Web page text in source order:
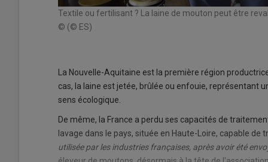
Textile ou fertilisant ? La laine de mouton peut être
© (© ES)
La Nouvelle-Aquitaine est la première région
cas, la laine est jetée, brûlée ou enfouie, représentant
sens écologique.
De même, la France a perdu ses capacités de
lavage dans le pays, située en Haute-Loire, capable de
utilisée par les industries françaises, après avoir été